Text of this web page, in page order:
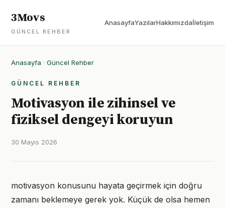
3Movs
GÜNCEL REHBER
AnasayfaYazılarHakkımızdaİletişim
Anasayfa · Güncel Rehber
GÜNCEL REHBER
Motivasyon ile zihinsel ve
fiziksel dengeyi koruyun
30 Mayıs 2026
motivasyon konusunu hayata geçirmek için doğru
zamanı beklemeye gerek yok. Küçük de olsa hemen